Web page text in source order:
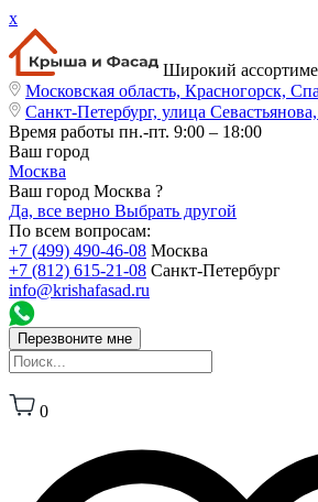
x
Широкий
Московская область, Красногорск,
Санкт-Петербург, улица
Время работы пн.-пт. 9:00 – 18:00
Ваш город
Москва
Ваш город Москва ?
Да, все верно Выбрать другой
По всем вопросам:
+7 (499) 490-46-08 Москва
+7 (812) 615-21-08 Санкт-Петербург
info@krishafasad.ru
Перезвоните мне
0